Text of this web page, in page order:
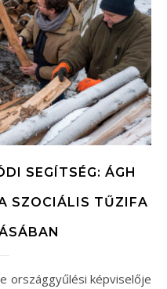
SEGÍTSÉG: ÁGH
SZOCIÁLIS TŰZIFA